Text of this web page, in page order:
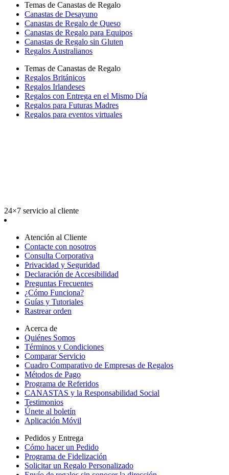
Temas de Canastas de Regalo
Canastas de Desayuno
Canastas de Regalo de Queso
Canastas de Regalo para Equipos
Canastas de Regalo sin Gluten
Regalos Australianos
Temas de Canastas de Regalo
Regalos Británicos
Regalos Irlandeses
Regalos con Entrega en el Mismo Día
Regalos para Futuras Madres
Regalos para eventos virtuales
24×7 servicio al cliente
Atención al Cliente
Contacte con nosotros
Consulta Corporativa
Privacidad y Seguridad
Declaración de Accesibilidad
Preguntas Frecuentes
¿Cómo Funciona?
Guías y Tutoriales
Rastrear orden
Acerca de
Quiénes Somos
Términos y Condiciones
Comparar Servicio
Cuadro Comparativo de Empresas de Regalos
Métodos de Pago
Programa de Referidos
CANASTAS y la Responsabilidad Social
Testimonios
Únete al boletín
Aplicación Móvil
Pedidos y Entrega
Cómo hacer un Pedido
Programa de Fidelización
Solicitar un Regalo Personalizado